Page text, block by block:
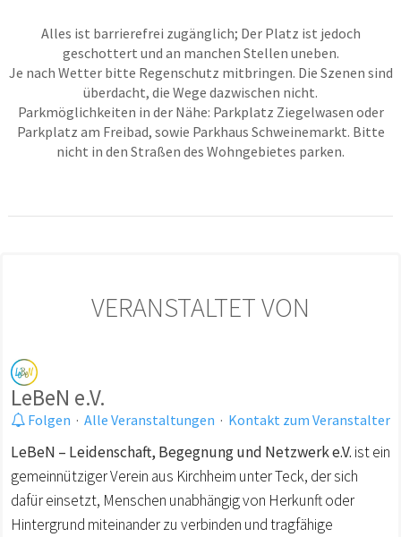
Alles ist barrierefrei zugänglich; Der Platz ist jedoch
geschottert und an manchen Stellen uneben.
Je nach Wetter bitte Regenschutz mitbringen. Die Szenen sind
überdacht, die Wege dazwischen nicht.
Parkmöglichkeiten in der Nähe: Parkplatz Ziegelwasen oder
Parkplatz am Freibad, sowie Parkhaus Schweinemarkt. Bitte
nicht in den Straßen des Wohngebietes parken.
VERANSTALTET VON
LeBeN e.V.
Folgen · Alle Veranstaltungen · Kontakt zum Veranstalter
LeBeN – Leidenschaft, Begegnung und Netzwerk e.V. ist ein
gemeinnütziger Verein aus Kirchheim unter Teck, der sich
dafür einsetzt, Menschen unabhängig von Herkunft oder
Hintergrund miteinander zu verbinden und tragfähige